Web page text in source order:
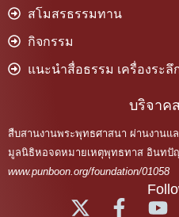
สโมสรธรรมทาน
กิจกรรม
แนะนำสื่อธรรม เครื่องระลึ
บริจาค
สืบสานงานพระพุทธศาสนา ผ่านงาน
มูลนิธิหอจดหมายเหตุพุทธทาส อินทปั
www.punboon.org/foundation/01058